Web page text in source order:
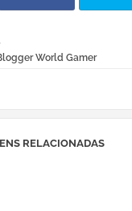
World Gamer
RELACIONADAS